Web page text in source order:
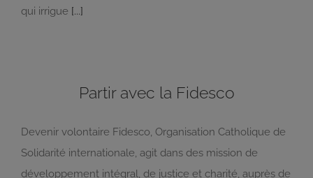
qui irrigue [...]
Partir avec la Fidesco
Devenir volontaire Fidesco, Organisation Catholique de
Solidarité internationale, agit dans des mission de
développement intégral, de justice et charité, auprès de